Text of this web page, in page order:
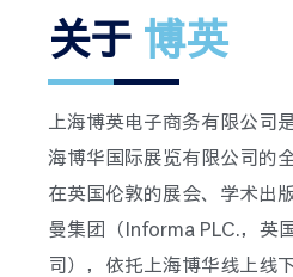
关于 博英
上海博英电子商务有限公司
海博华国际展览有限公司的
在英国伦敦的展会、学术出
曼集团（Informa PLC.，英
司），依托上海博华线上线